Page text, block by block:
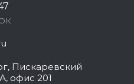
Пискаревский
офис 201